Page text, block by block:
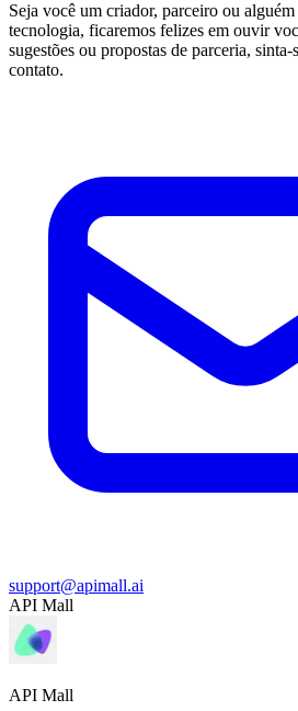
Seja você um criador, parceiro ou alguém
tecnologia, ficaremos felizes em ouvir
sugestões ou propostas de parceria,
contato.
support@apimall.ai
API Mall
API Mall